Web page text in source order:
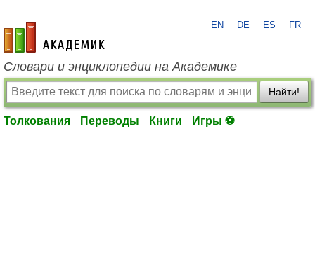
academic.ru
EN DE ES FR
Словари и энциклопедии на Академике
Найти!
Толкования Переводы Книги Игры ⚽